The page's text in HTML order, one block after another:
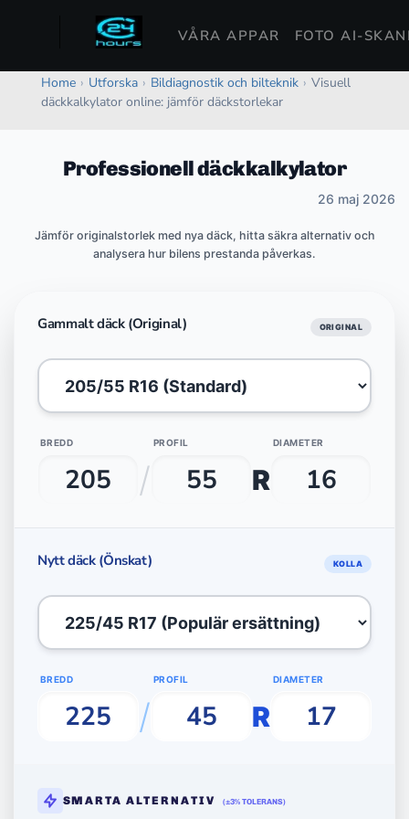
VÅRA APPAR FOTO AI-
Home › Utforska › Bildiagnostik och bilteknik › Visuell
däckkalkylator online: jämför däckstorlekar
Professionell däckkalkylator
26 maj 2026
Jämför originalstorlek med nya däck, hitta säkra alternativ och
analysera hur bilens prestanda påverkas.
Gammalt däck (Original) ORIGINAL
BREDD
/
PROFIL
R
DIAMETER
Nytt däck (Önskat) KOLLA
BREDD
/
PROFIL
R
DIAMETER
SMARTA ALTERNATIV (±3% TOLERANS)